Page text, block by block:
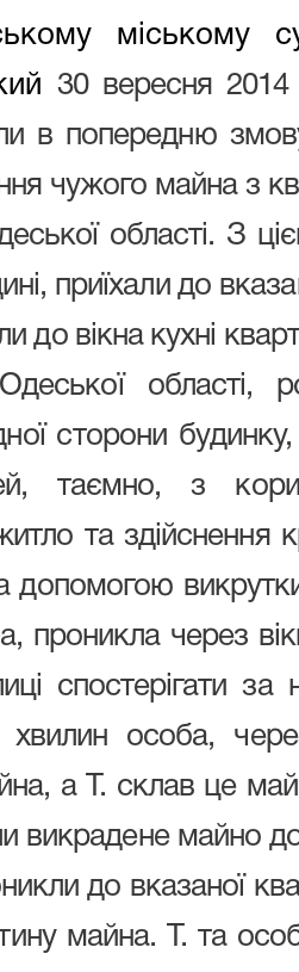
міському
30 вересня 2014
в попередню
чужого майна з
області. З
приїхали до
до вікна кухні
Одеської
сторони будинку,
таємно, з
та здійснення
допомогою
проникла через
спостерігати
хвилин особа,
а Т. склав це
викрадене майно
до вказаної
майна. Т. та